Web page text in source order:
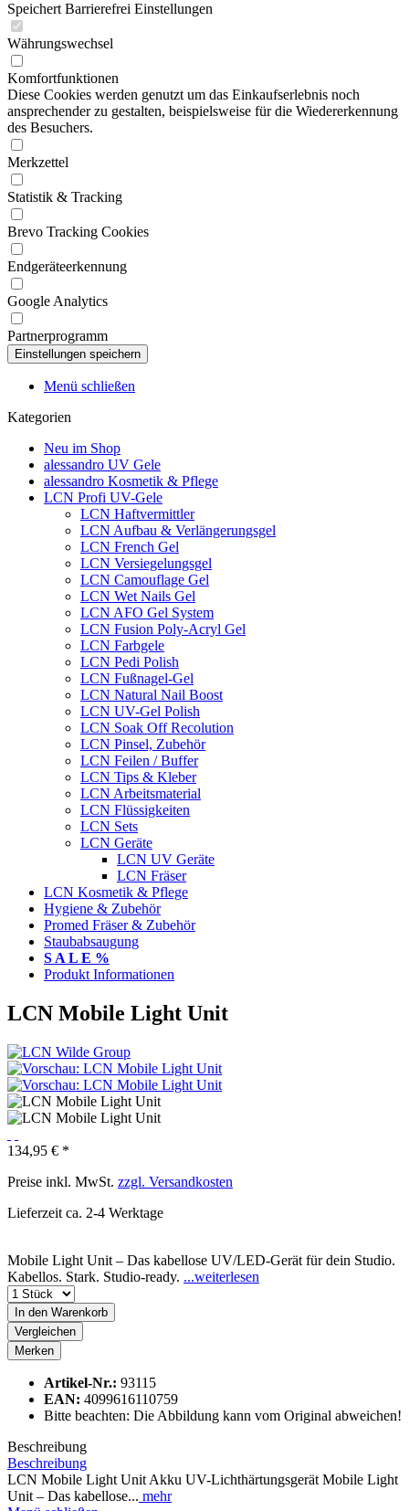
Speichert Barrierefrei Einstellungen
Währungswechsel
Komfortfunktionen
Diese Cookies werden genutzt um das Einkaufserlebnis noch
ansprechender zu gestalten, beispielsweise für die Wiedererkennung
des Besuchers.
Merkzettel
Statistik & Tracking
Brevo Tracking Cookies
Endgeräteerkennung
Google Analytics
Partnerprogramm
Menü schließen
Kategorien
Neu im Shop
alessandro UV Gele
alessandro Kosmetik & Pflege
LCN Profi UV-Gele
LCN Haftvermittler
LCN Aufbau & Verlängerungsgel
LCN French Gel
LCN Versiegelungsgel
LCN Camouflage Gel
LCN Wet Nails Gel
LCN AFO Gel System
LCN Fusion Poly-Acryl Gel
LCN Farbgele
LCN Pedi Polish
LCN Fußnagel-Gel
LCN Natural Nail Boost
LCN UV-Gel Polish
LCN Soak Off Recolution
LCN Pinsel, Zubehör
LCN Feilen / Buffer
LCN Tips & Kleber
LCN Arbeitsmaterial
LCN Flüssigkeiten
LCN Sets
LCN Geräte
LCN UV Geräte
LCN Fräser
LCN Kosmetik & Pflege
Hygiene & Zubehör
Promed Fräser & Zubehör
Staubabsaugung
S A L E %
Produkt Informationen
LCN Mobile Light Unit
134,95 € *
Preise inkl. MwSt. zzgl. Versandkosten
Lieferzeit ca. 2-4 Werktage
Mobile Light Unit – Das kabellose UV/LED-Gerät für dein Studio.
Kabellos. Stark. Studio-ready. ...weiterlesen
In den Warenkorb
Vergleichen
Merken
Artikel-Nr.: 93115
EAN: 4099616110759
Bitte beachten: Die Abbildung kann vom Original abweichen!
Beschreibung
Beschreibung
LCN Mobile Light Unit Akku UV-Lichthärtungsgerät Mobile Light
Unit – Das kabellose... mehr